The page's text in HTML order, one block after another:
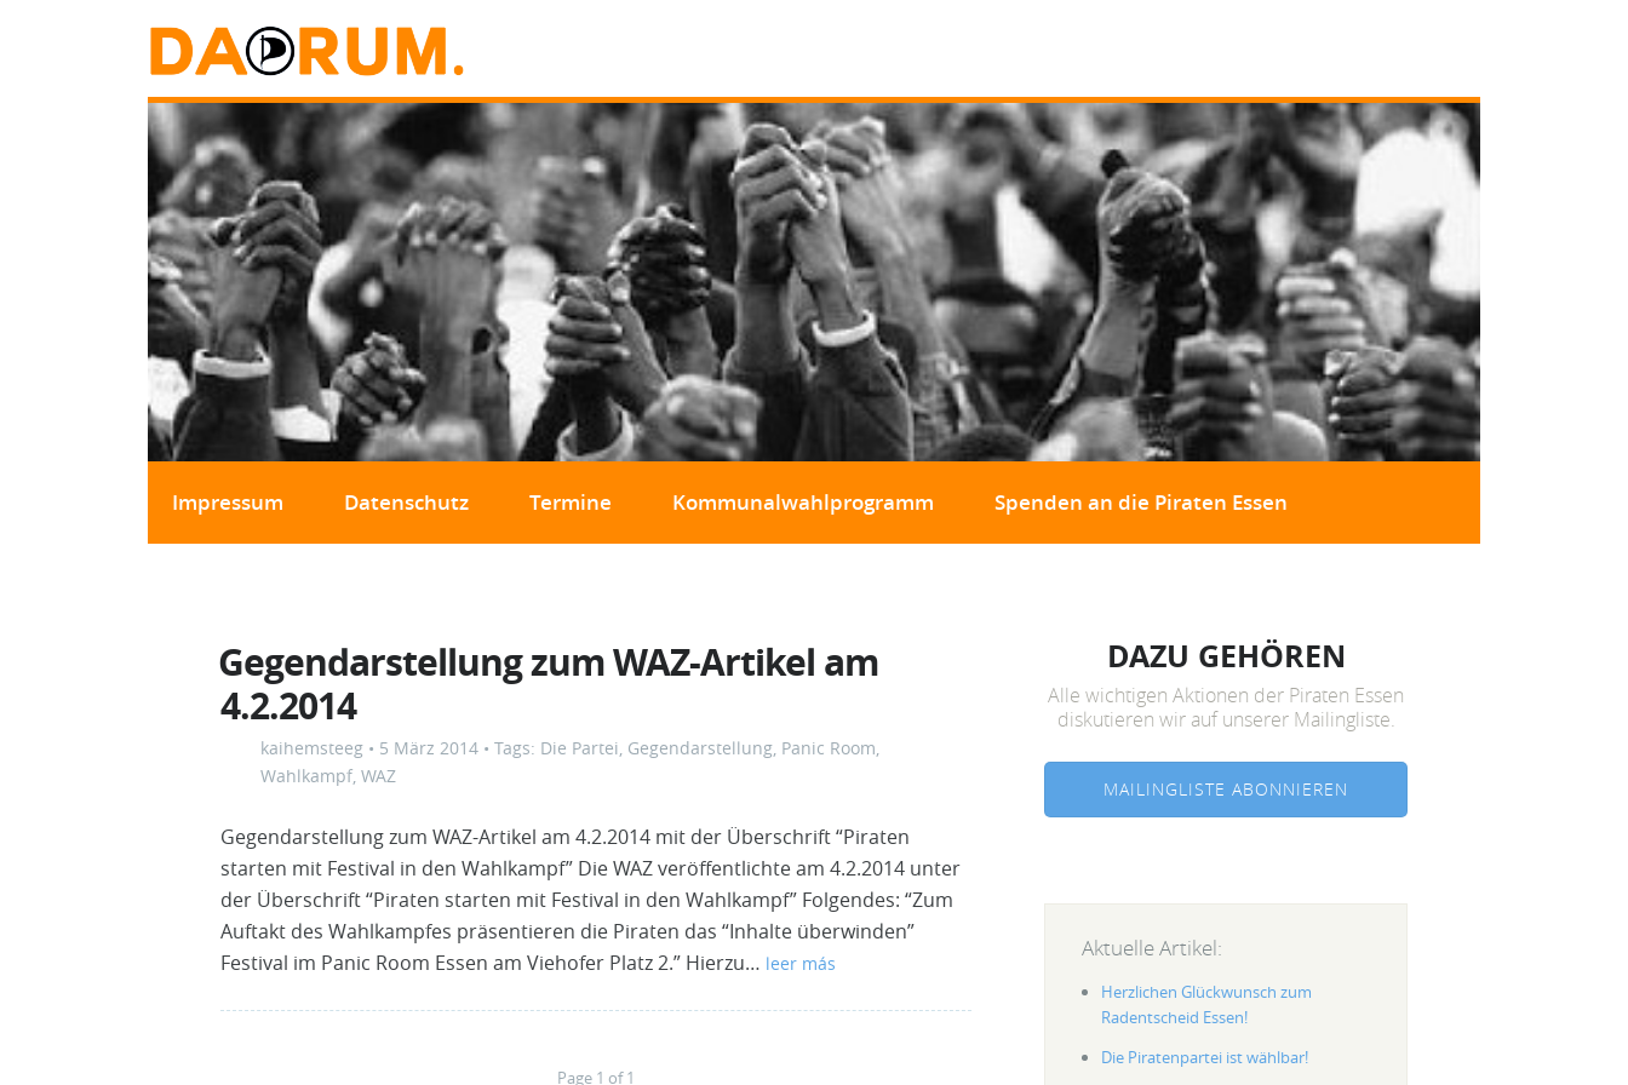
Impressum Datenschutz Termine Kommunalwahlprogramm Spenden an die Piraten Essen
Gegendarstellung zum WAZ-Artikel am
4.2.2014
kaihemsteeg • 5 März 2014 • Tags: Die Partei Gegendarstellung Panic Room
Wahlkampf WAZ
Gegendarstellung zum WAZ-Artikel am 4.2.2014 mit der Überschrift “Piraten
starten mit Festival in den Wahlkampf” Die WAZ veröffentlichte am 4.2.2014 unter
der Überschrift “Piraten starten mit Festival in den Wahlkampf” Folgendes: “Zum
Auftakt des Wahlkampfes präsentieren die Piraten das “Inhalte überwinden”
Festival im Panic Room Essen am Viehofer Platz 2.” Hierzu… leer más
Page 1 of 1
DAZU GEHÖREN
Alle wichtigen Aktionen der Piraten Essen
diskutieren wir auf unserer Mailingliste.
MAILINGLISTE ABONNIEREN
Aktuelle Artikel:
Herzlichen Glückwunsch zum
Radentscheid Essen!
Die Piratenpartei ist wählbar!